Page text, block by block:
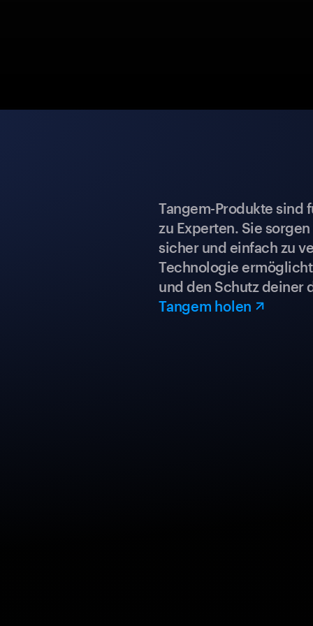
Tangem-Produkte sind
zu Experten. Sie
sicher und einfach zu
Technologie
und den Schutz deiner
Tangem holen